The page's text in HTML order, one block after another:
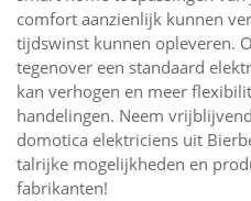
comfort aanzienlijk kunnen
tijdswinst kunnen opleveren.
tegenover een standaard
kan verhogen en meer
handelingen. Neem
domotica elektriciens uit
talrijke mogelijkheden en
fabrikanten!